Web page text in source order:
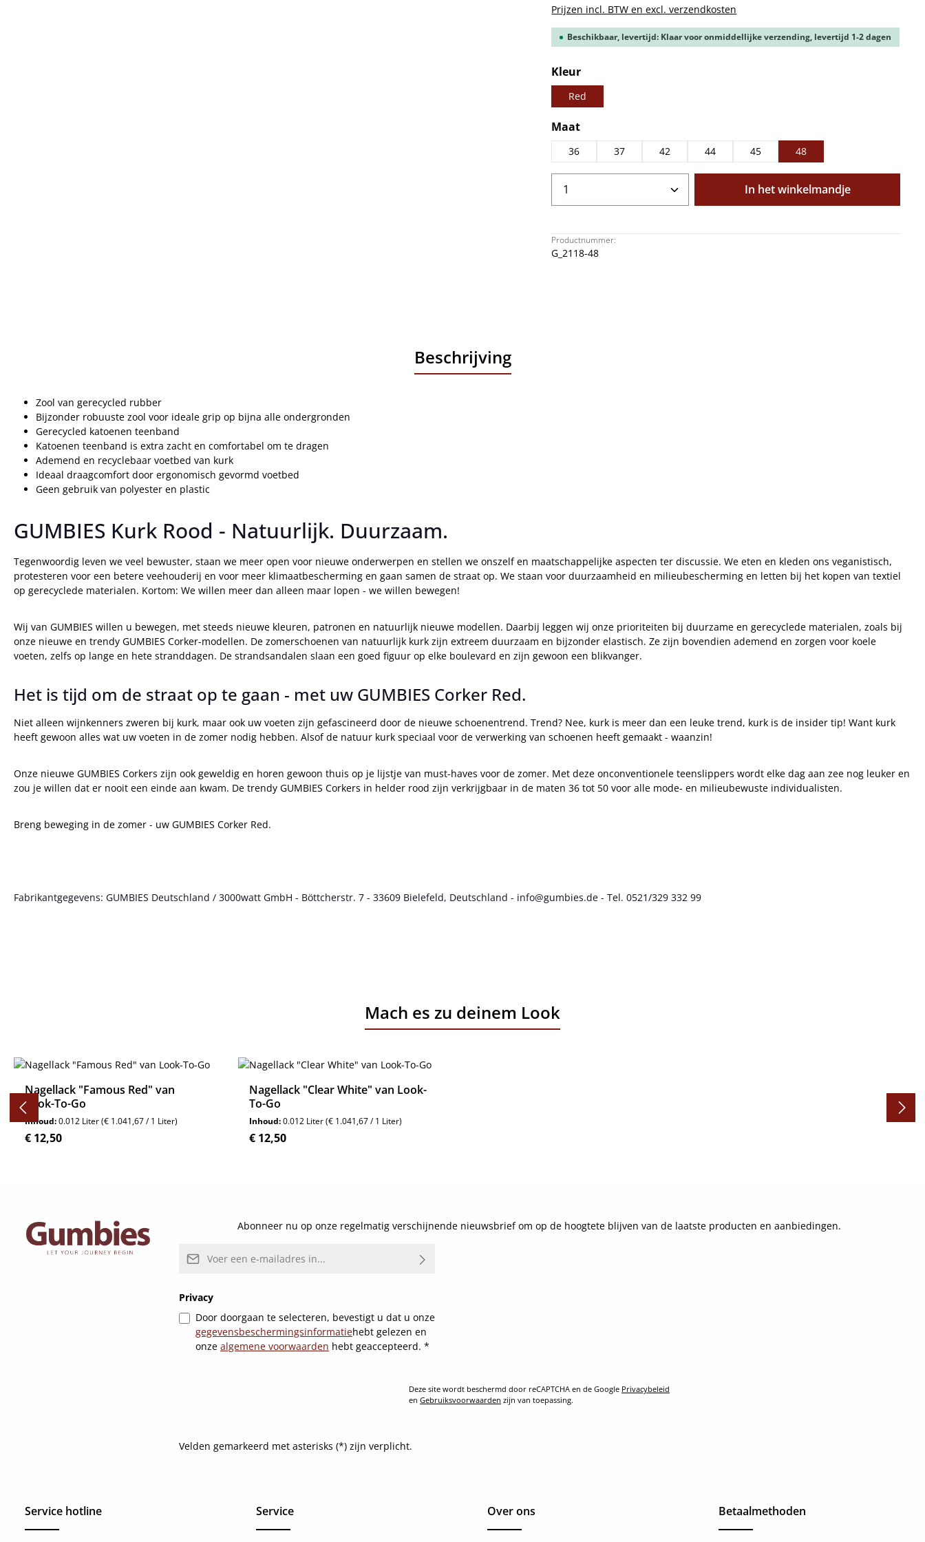
Prijzen incl. BTW en excl. verzendkosten
Beschikbaar, levertijd: Klaar voor onmiddellijke verzending, levertijd 1-2 dagen
Selecteer
Kleur
Red
Selecteer
Maat
36 37 42 44 45 48
Producthoeveelheid: Voer de gewenste
In het winkelmandje
Productnummer:
G_2118-48
Beschrijving
Zool van gerecycled rubber
Bijzonder robuuste zool voor ideale grip op bijna alle ondergronden
Gerecycled katoenen teenband
Katoenen teenband is extra zacht en comfortabel om te dragen
Ademend en recyclebaar voetbed van kurk
Ideaal draagcomfort door ergonomisch gevormd voetbed
Geen gebruik van polyester en plastic
GUMBIES Kurk Rood - Natuurlijk. Duurzaam.
Tegenwoordig leven we veel bewuster, staan we meer open voor nieuwe onderwerpen en stellen we onszelf en maatschappelijke aspecten ter discussie. We eten en kleden ons veganistisch,
protesteren voor een betere veehouderij en voor meer klimaatbescherming en gaan samen de straat op. We staan voor duurzaamheid en milieubescherming en letten bij het kopen van textiel
op gerecyclede materialen. Kortom: We willen meer dan alleen maar lopen - we willen bewegen!
Wij van GUMBIES willen u bewegen, met steeds nieuwe kleuren, patronen en natuurlijk nieuwe modellen. Daarbij leggen wij onze prioriteiten bij duurzame en gerecyclede materialen, zoals bij
onze nieuwe en trendy GUMBIES Corker-modellen. De zomerschoenen van natuurlijk kurk zijn extreem duurzaam en bijzonder elastisch. Ze zijn bovendien ademend en zorgen voor koele
voeten, zelfs op lange en hete stranddagen. De strandsandalen slaan een goed figuur op elke boulevard en zijn gewoon een blikvanger.
Het is tijd om de straat op te gaan - met uw GUMBIES Corker Red.
Niet alleen wijnkenners zweren bij kurk, maar ook uw voeten zijn gefascineerd door de nieuwe schoenentrend. Trend? Nee, kurk is meer dan een leuke trend, kurk is de insider tip! Want kurk
heeft gewoon alles wat uw voeten in de zomer nodig hebben. Alsof de natuur kurk speciaal voor de verwerking van schoenen heeft gemaakt - waanzin!
Onze nieuwe GUMBIES Corkers zijn ook geweldig en horen gewoon thuis op je lijstje van must-haves voor de zomer. Met deze onconventionele teenslippers wordt elke dag aan zee nog leuker en
zou je willen dat er nooit een einde aan kwam. De trendy GUMBIES Corkers in helder rood zijn verkrijgbaar in de maten 36 tot 50 voor alle mode- en milieubewuste individualisten.
Breng beweging in de zomer - uw GUMBIES Corker Red.
Fabrikantgegevens: GUMBIES Deutschland / 3000watt GmbH - Böttcherstr. 7 - 33609 Bielefeld, Deutschland - info@gumbies.de - Tel. 0521/329 332 99
Mach es zu deinem Look
Productgalerij overslaan
Nagellack "Famous Red" van
Look-To-Go
Inhoud:0.012 Liter(€ 1.041,67 / 1 Liter)
Normale prijs:
€ 12,50
Nagellack "Clear White" van Look-
To-Go
Inhoud:0.012 Liter(€ 1.041,67 / 1 Liter)
Normale prijs:
€ 12,50
Abonneer nu op onze regelmatig verschijnende nieuwsbrief om op de hoogtete blijven van de laatste producten en aanbiedingen.
E-mailadres*
Privacy
Door doorgaan te selecteren, bevestigt u dat u onze
gegevensbeschermingsinformatiehebt gelezen en
onze algemene voorwaarden hebt geaccepteerd. *
Deze site wordt beschermd door reCAPTCHA en de Google Privacybeleid
en Gebruiksvoorwaarden zijn van toepassing.
Velden gemarkeerd met asterisks (*) zijn verplicht.
Service hotline Service Over ons Betaalmethoden